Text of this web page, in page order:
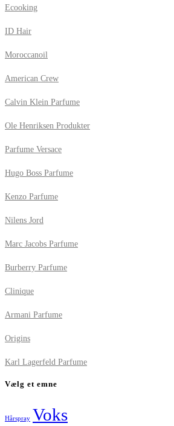
Ecooking
ID Hair
Moroccanoil
American Crew
Calvin Klein Parfume
Ole Henriksen Produkter
Parfume Versace
Hugo Boss Parfume
Kenzo Parfume
Nilens Jord
Marc Jacobs Parfume
Burberry Parfume
Clinique
Armani Parfume
Origins
Karl Lagerfeld Parfume
Vælg et emne
Hårspray Voks